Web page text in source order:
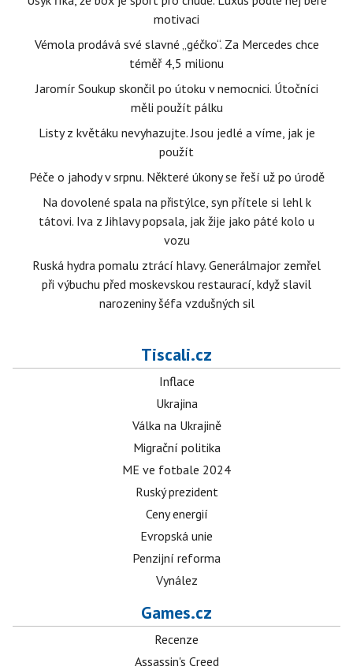
motivaci
Vémola prodává své slavné „géčko“. Za Mercedes chce
téměř 4,5 milionu
Jaromír Soukup skončil po útoku v nemocnici. Útočníci
měli použít pálku
Listy z květáku nevyhazujte. Jsou jedlé a víme, jak je
použít
Péče o jahody v srpnu. Některé úkony se řeší už po úrodě
Na dovolené spala na přistýlce, syn přítele si lehl k
tátovi. Iva z Jihlavy popsala, jak žije jako páté kolo u
vozu
Ruská hydra pomalu ztrácí hlavy. Generálmajor zemřel
při výbuchu před moskevskou restaurací, když slavil
narozeniny šéfa vzdušných sil
Tiscali.cz
Inflace
Ukrajina
Válka na Ukrajině
Migrační politika
ME ve fotbale 2024
Ruský prezident
Ceny energií
Evropská unie
Penzijní reforma
Vynález
Games.cz
Recenze
Assassin's Creed